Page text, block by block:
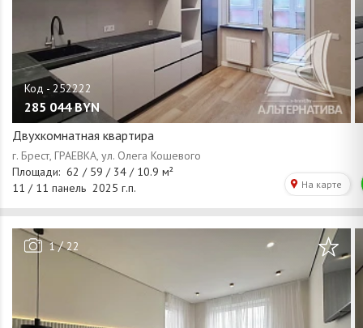
285 044 BYN
Двухкомнатная квартира
1/22